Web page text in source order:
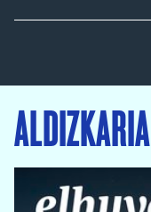
ALDIZKARIA